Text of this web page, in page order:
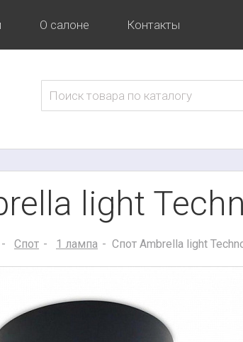
О салоне Контакты
light
Спот 1 лампа Спот Ambrella light